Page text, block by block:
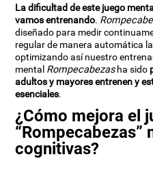
La dificultad de este juego
vamos entrenando.
diseñado para medir
regular de manera automática
optimizando así nuestro
mental Rompecabezasha sido
adultos y mayores entrenen y
esenciales.
¿Cómo mejora el
“Rompecabezas”
cognitivas?